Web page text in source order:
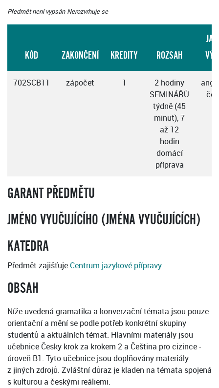
Předmět není vypsán Nerozvrhuje se
KÓD ZAKONČENÍ KREDITY ROZSAH
702SCB11 zápočet 1
2 hodiny
SEMINÁŘŮ
týdně (45
minut), 7
až 12
hodin
domácí
příprava
GARANT PŘEDMĚTU
JMÉNO VYUČUJÍCÍHO (JMÉNA VYUČUJÍCÍCH)
KATEDRA
Předmět zajišťuje Centrum jazykové přípravy
OBSAH
Níže uvedená gramatika a konverzační témata jsou pouze
orientační a mění se podle potřeb konkrétní skupiny
studentů a aktuálních témat. Hlavními materiály jsou
učebnice Česky krok za krokem 2 a Čeština pro cizince -
úroveň B1. Tyto učebnice jsou doplňovány materiály
z jiných zdrojů. Zvláštní důraz je kladen na témata spojená
s kulturou a českými reáliemi.